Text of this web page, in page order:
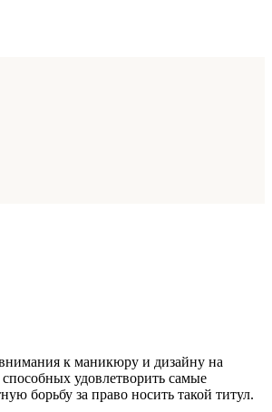
к маникюру и дизайну на
удовлетворить самые
борьбу за право носить такой титул.